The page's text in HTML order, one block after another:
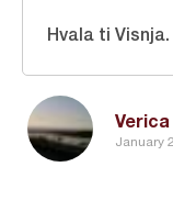
January
Hvala ti Visnja.